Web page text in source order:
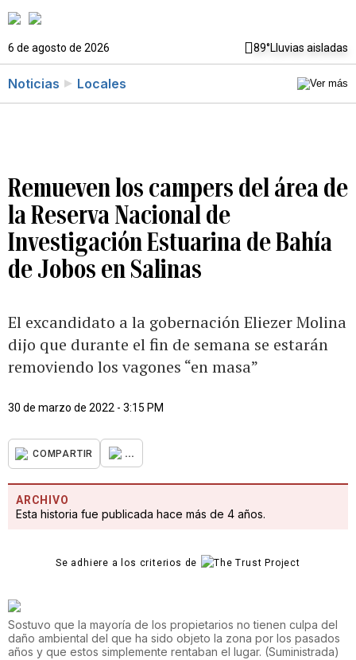
6 de agosto de 2026 89°Lluvias aisladas
Noticias Locales
Remueven los campers del área de
la Reserva Nacional de
Investigación Estuarina de Bahía
de Jobos en Salinas
El excandidato a la gobernación Eliezer Molina
dijo que durante el fin de semana se estarán
removiendo los vagones “en masa”
30 de marzo de 2022 - 3:15 PM
COMPARTIR ...
ARCHIVO
Esta historia fue publicada hace más de 4 años.
Se adhiere a los criterios de
Sostuvo que la mayoría de los propietarios no tienen culpa del
daño ambiental del que ha sido objeto la zona por los pasados
años y que estos simplemente rentaban el lugar. (Suministrada)